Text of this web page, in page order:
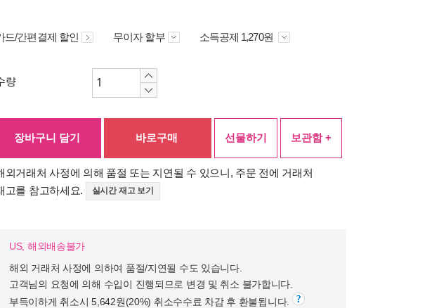
드/간편결제 할인 무이자 할부 소득공제 1,270원
량
장바구니 담기 바로구매 선물하기 보관함 +
외거래처 사정에 의해 품절 또는 지연될 수 있으니, 주문 전에 거래처
고를 참고하세요.
실시간 재고 보기
US, 해외배송불가
해외 거래처 사정에 의하여 품절/지연될 수도 있습니다.
고객님의 요청에 의해 수입이 진행되므로 변경 및 취소 불가합니다.
부득이하게 취소시 5,642원(20%) 취소수수료 차감 후 환불됩니다.